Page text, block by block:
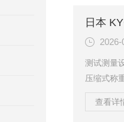
设计，配
出。这使
2026-
测试测量
压缩式称
严苛工
查看详